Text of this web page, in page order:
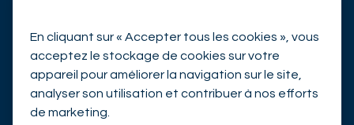
© Mirabaud Asset Management 2026
En cliquant sur « Accepter tous les cookies », vous
acceptez le stockage de cookies sur votre
appareil pour améliorer la navigation sur le site,
analyser son utilisation et contribuer à nos efforts
de marketing.